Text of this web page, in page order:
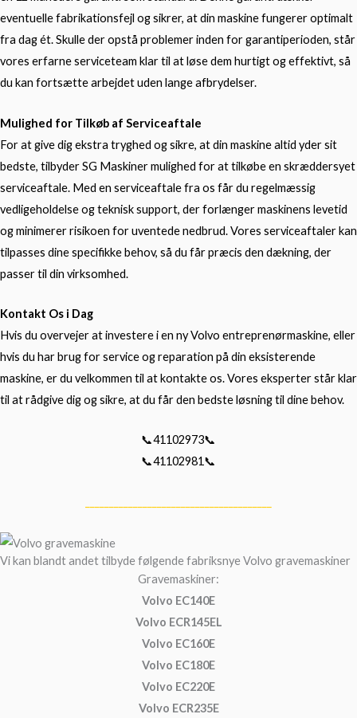
eventuelle fabrikationsfejl og sikrer, at din maskine fungerer optimalt
fra dag ét. Skulle der opstå problemer inden for garantiperioden, står
vores erfarne serviceteam klar til at løse dem hurtigt og effektivt, så
du kan fortsætte arbejdet uden lange afbrydelser.
Mulighed for Tilkøb af Serviceaftale
For at give dig ekstra tryghed og sikre, at din maskine altid yder sit
bedste, tilbyder SG Maskiner mulighed for at tilkøbe en skræddersyet
serviceaftale. Med en serviceaftale fra os får du regelmæssig
vedligeholdelse og teknisk support, der forlænger maskinens levetid
og minimerer risikoen for uventede nedbrud. Vores serviceaftaler kan
tilpasses dine specifikke behov, så du får præcis den dækning, der
passer til din virksomhed.
Kontakt Os i Dag
Hvis du overvejer at investere i en ny Volvo entreprenørmaskine, eller
hvis du har brug for service og reparation på din eksisterende
maskine, er du velkommen til at kontakte os. Vores eksperter står klar
til at rådgive dig og sikre, at du får den bedste løsning til dine behov.
📞41102973📞
📞41102981📞
Vi kan blandt andet tilbyde følgende fabriksnye Volvo gravemaskiner
Gravemaskiner:
Volvo EC140E
Volvo ECR145EL
Volvo EC160E
Volvo EC180E
Volvo EC220E
Volvo ECR235E